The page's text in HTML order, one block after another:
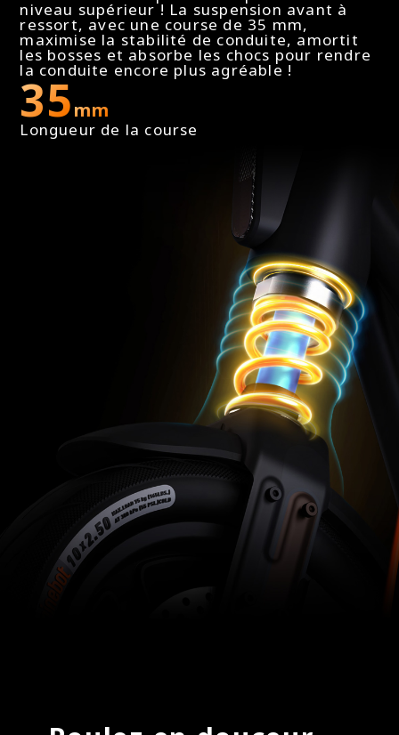
niveau supérieur ! La suspension avant à
ressort, avec une course de 35 mm,
maximise la stabilité de conduite, amortit
les bosses et absorbe les chocs pour rendre
la conduite encore plus agréable !
35mm
Longueur de la course
Ecran LED
LED de couleur (vitesse, puissance restante,
modes, maintenance, connexion bluetooth,
indicateur de direction gauche/droite)
3 modes (Eco, Conduite, Sport) et 1 Mode Marche
Réflecteurs certifiés
Oui (réflecteurs E-MARK avant, latéraux et arrière)
Sonnette
Oui, sonnette mécanique